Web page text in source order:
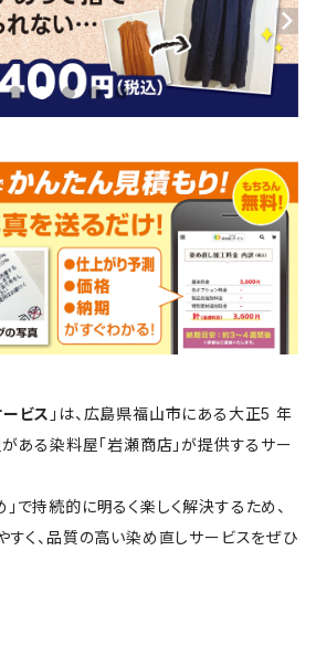
ビス 」は、広島県福山市にある大正5 年
ある染料屋「岩瀬商店」が提供するサー
で持続的に明るく楽しく解決するため、
すく、品質の高い染め直しサービスをぜひ